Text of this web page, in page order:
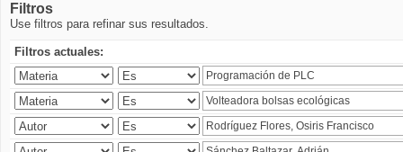
Filtros
Use filtros para refinar sus resultados.
Filtros actuales: